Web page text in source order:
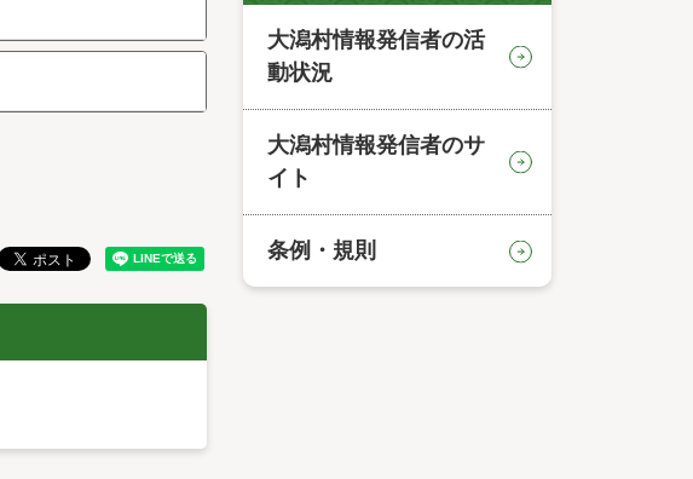
大潟村情報発信者の活
動状況
大潟村情報発信者のサ
イト
条例・規則